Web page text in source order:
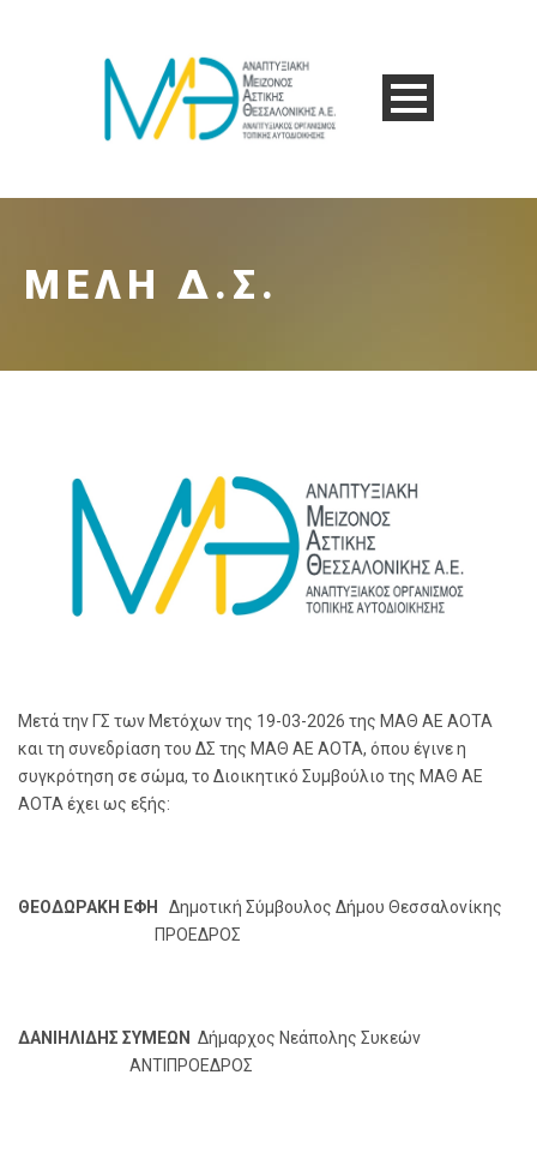
ΜΕΛΗ Δ.Σ.
Μετά την ΓΣ των Μετόχων της 19-03-2026 της ΜΑΘ ΑΕ ΑΟΤΑ
και τη συνεδρίαση του ΔΣ της ΜΑΘ ΑΕ ΑΟΤΑ, όπου έγινε η
συγκρότηση σε σώμα, το Διοικητικό Συμβούλιο της ΜΑΘ ΑΕ
ΑΟΤΑ έχει ως εξής:
ΘΕΟΔΩΡΑΚΗ ΕΦΗ
Δημοτική Σύμβουλος Δήμου Θεσσαλονίκης
ΠΡΟΕΔΡΟΣ
ΔΑΝΙΗΛΙΔΗΣ ΣΥΜΕΩΝ Δήμαρχος Νεάπολης Συκεών
ΑΝΤΙΠΡΟΕΔΡΟΣ